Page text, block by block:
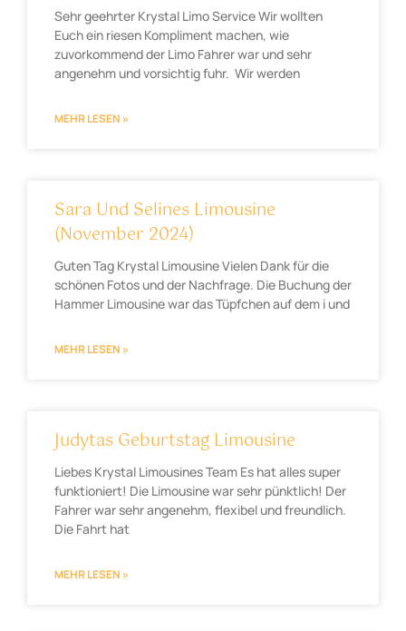
Sehr geehrter Krystal Limo Service Wir wollten
Euch ein riesen Kompliment machen, wie
zuvorkommend der Limo Fahrer war und sehr
angenehm und vorsichtig fuhr. Wir werden
MEHR LESEN »
Sara Und Selines Limousine
(November 2024)
Guten Tag Krystal Limousine Vielen Dank für die
schönen Fotos und der Nachfrage. Die Buchung der
Hammer Limousine war das Tüpfchen auf dem i und
MEHR LESEN »
Judytas Geburtstag Limousine
Liebes Krystal Limousines Team Es hat alles super
funktioniert! Die Limousine war sehr pünktlich! Der
Fahrer war sehr angenehm, flexibel und freundlich.
Die Fahrt hat
MEHR LESEN »